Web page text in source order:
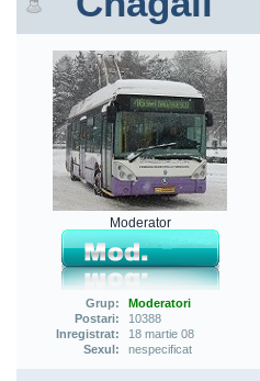
Moderator
Grup:
Moderatori
Postari:
10388
Inregistrat:
18 martie 08
Sexul:
nespecificat